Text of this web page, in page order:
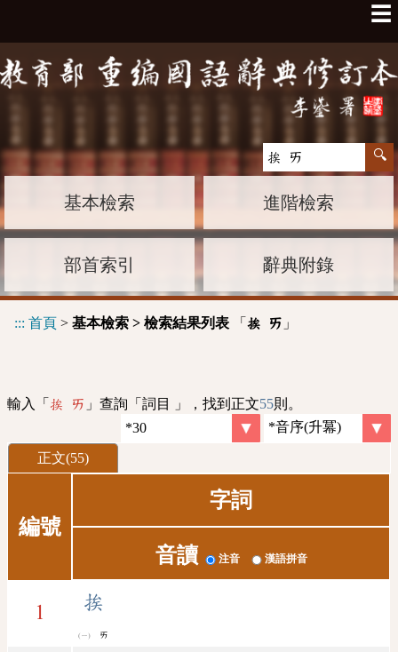
☰
基本檢索 進階檢索
部首索引 辭典附錄
::: 首頁 > 基本檢索 > 檢索結果列表 「 挨 ㄞ 」
輸入「 挨 ㄞ 」查詢「詞目 」，找到正文55則。
正文(55)
編號
字詞
音讀 注音 漢語拼音
1 挨
ㄞ